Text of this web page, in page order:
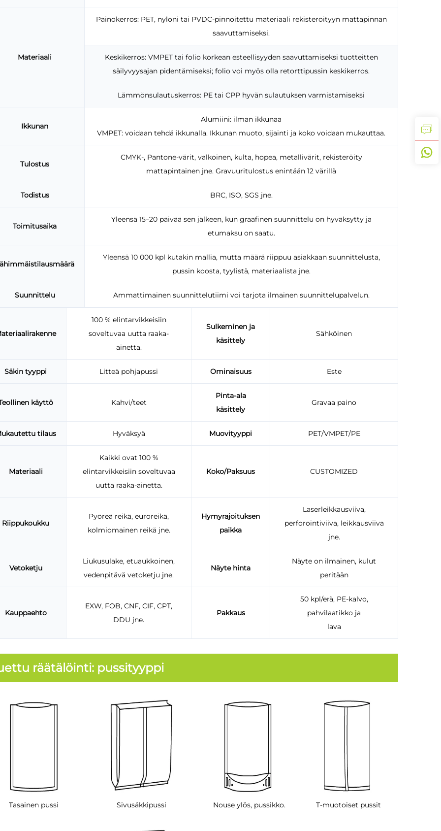
Materiaali
Painokerros: PET, nyloni tai PVDC-pinnoitettu materiaali rekisteröityyn mattapinnan
saavuttamiseksi.
Keskikerros: VMPET tai folio korkean esteellisyyden saavuttamiseksi tuotteitten
säilyvyysajan pidentämiseksi; folio voi myös olla retorttipussin keskikerros.
Lämmönsulautuskerros: PE tai CPP hyvän sulautuksen varmistamiseksi
Ikkunan
Alumiini: ilman ikkunaa
VMPET: voidaan tehdä ikkunalla. Ikkunan muoto, sijainti ja koko voidaan mukauttaa.
Tulostus
CMYK-, Pantone-värit, valkoinen, kulta, hopea, metallivärit, rekisteröity
mattapintainen jne. Gravuuritulostus enintään 12 värillä
Todistus BRC, ISO, SGS jne.
Toimitusaika
Yleensä 15–20 päivää sen jälkeen, kun graafinen suunnittelu on hyväksytty ja
etumaksu on saatu.
Yleensä 10 000 kpl kutakin mallia, mutta määrä riippuu asiakkaan suunnittelusta,
pussin koosta, tyylistä, materiaalista jne.
Suunnittelu Ammattimainen suunnittelutiimi voi tarjota ilmainen suunnittelupalvelun.
100 % elintarvikkeisiin
soveltuvaa uutta raaka-
ainetta.
Sulkeminen ja
käsittely
Sähköinen
Säkin tyyppi Litteä pohjapussi Ominaisuus Este
käyttö Kahvi/teet
Pinta-ala
käsittely
Gravaa paino
tilaus Hyväksyä Muovityyppi PET/VMPET/PE
Materiaali
Kaikki ovat 100 %
elintarvikkeisiin soveltuvaa
uutta raaka-ainetta.
Koko/Paksuus CUSTOMIZED
Riippukoukku
Pyöreä reikä, euroreikä,
kolmiomainen reikä jne.
Hymyrajoituksen
paikka
Laserleikkausviiva,
perforointiviiva, leikkausviiva
jne.
Vetoketju
Liukusulake, etuaukkoinen,
vedenpitävä vetoketju jne.
Näyte hinta
Näyte on ilmainen, kulut
peritään
Kauppaehto
EXW, FOB, CNF, CIF, CPT,
DDU jne.
Pakkaus
50 kpl/erä, PE-kalvo,
pahvilaatikko ja
lava
räätälöinti: pussityyppi
Tasainen pussi Sivusäkkipussi Nouse ylös, pussikko. T-muotoiset pussit